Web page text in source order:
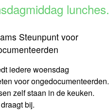
lunches.
Steunpunt voor
iedere woensdag
voor ongedocumenteerden.
zelf staan in de keuken.
bij.